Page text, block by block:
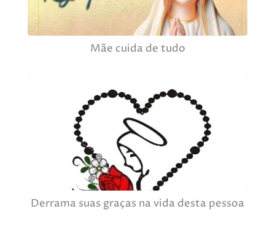
Mãe cuida de tudo
Derrama suas graças na vida desta pessoa